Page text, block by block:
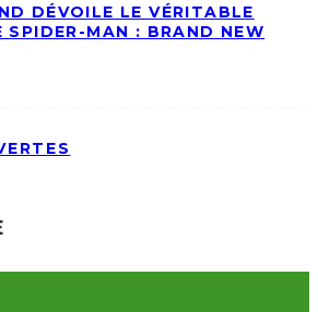
DÉVOILE LE VÉRITABLE
SPIDER-MAN : BRAND NEW